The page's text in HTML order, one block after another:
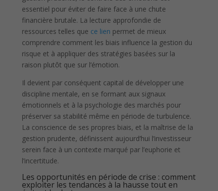
essentiel pour éviter de faire face à une chute
financière brutale. La lecture approfondie de
ressources telles que ce lien permet de mieux
comprendre comment les biais influence la gestion du
risque et à appliquer des stratégies basées sur la
raison plutôt que sur l’émotion.
Il devient par conséquent capital de développer une
discipline mentale, en se formant aux signaux
émotionnels et à la psychologie des marchés pour
préserver sa stabilité même en période de turbulence.
La conscience de ses propres biais, et la maîtrise de la
gestion prudente, définissent aujourd’hui l’investisseur
serein face à un contexte marqué par l’euphorie et
l’incertitude.
Les opportunités en période de crise : comment
exploiter les tendances à la hausse tout en